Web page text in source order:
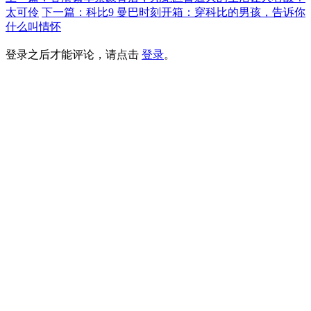
太可伶 下一篇：科比9 曼巴时刻开箱：穿科比的男孩，告诉你
什么叫情怀
登录之后才能评论，请点击 登录。